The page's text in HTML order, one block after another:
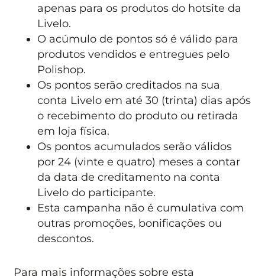
apenas para os produtos do hotsite da
Livelo.
O acúmulo de pontos só é válido para
produtos vendidos e entregues pelo
Polishop.
Os pontos serão creditados na sua
conta Livelo em até 30 (trinta) dias após
o recebimento do produto ou retirada
em loja física.
Os pontos acumulados serão válidos
por 24 (vinte e quatro) meses a contar
da data de creditamento na conta
Livelo do participante.
Esta campanha não é cumulativa com
outras promoções, bonificações ou
descontos.
Para mais informações sobre esta